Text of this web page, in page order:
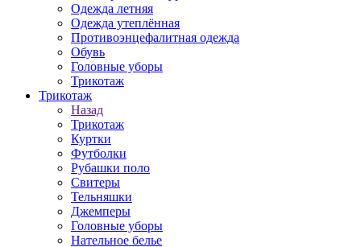
Одежда летняя
Одежда утеплённая
Противоэнцефалитная одежда
Обувь
Головные уборы
Трикотаж
Трикотаж
Назад
Трикотаж
Куртки
Футболки
Рубашки поло
Свитеры
Тельняшки
Джемперы
Головные уборы
Нательное белье